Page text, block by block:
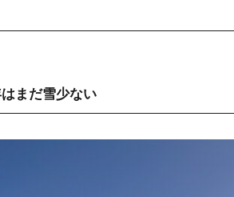
まだ雪少ない